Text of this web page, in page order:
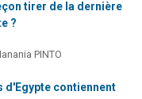
tirer de la dernière
?
PINTO
d'Egypte contiennent